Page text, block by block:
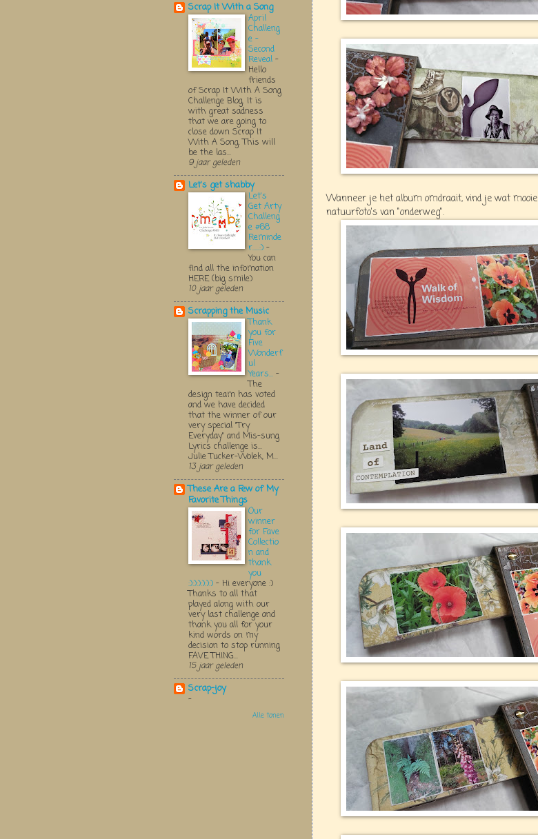
Wanneer je het album omdraait, vind je wat mooie
natuurfoto's van "onderweg".
Scrap It With a Song
April
Challeng
e -
Second
Reveal -
Hello
friends
of Scrap It With A Song
Challenge Blog. It is
with great sadness
that we are going to
close down Scrap It
With A Song. This will
be the las...
9 jaar geleden
Let's get shabby
Let's
Get Arty
Challeng
e #68
Reminde
r.....:) -
You can
find all the infomation
HERE (big smile)
10 jaar geleden
Scrapping the Music
Thank
you for
Five
Wonderf
ul
Years... -
The
design team has voted
and we have decided
that the winner of our
very special "Try
Everyday" and Mis-sung
Lyrics challenge is...
Julie Tucker-Wolek, M...
13 jaar geleden
These Are a Few of My
Favorite Things
Our
winner
for Fave
Collectio
n and
thank
you
:):):):):):) - Hi everyone :)
Thanks to all that
played along with our
very last challenge and
thank you all for your
kind words on my
decision to stop running
FAVE THING...
15 jaar geleden
Scrap-joy
-
Alle tonen